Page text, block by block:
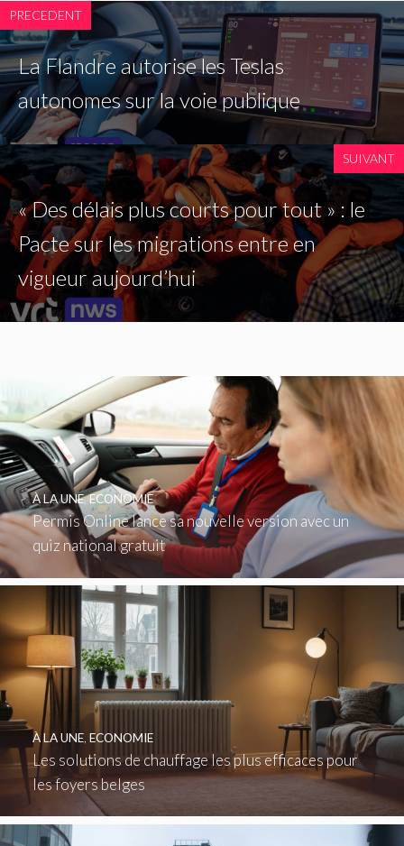
PRECEDENT
La Flandre autorise les Teslas
autonomes sur la voie publique
SUIVANT
« Des délais plus courts pour tout » : le
Pacte sur les migrations entre en
vigueur aujourd’hui
Permis Online lance sa nouvelle version avec un
quiz national gratuit
À LA UNE,ECONOMIE
Les solutions de chauffage les plus efficaces pour
les foyers belges
À LA UNE, ECONOMIE